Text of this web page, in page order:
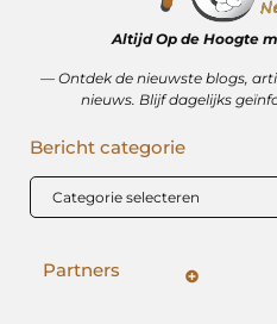
Altijd Op de Hoogte
–– Ontdek de nieuwste blogs,
nieuws. Blijf dagelijks
Bericht categorie
Partners